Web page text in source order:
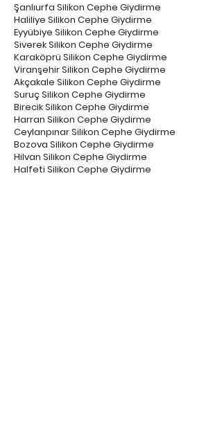
Şanlıurfa Silikon Cephe Giydirme
Haliliye Silikon Cephe Giydirme
Eyyübiye Silikon Cephe Giydirme
Siverek Silikon Cephe Giydirme
Karaköprü Silikon Cephe Giydirme
Viranşehir Silikon Cephe Giydirme
Akçakale Silikon Cephe Giydirme
Suruç Silikon Cephe Giydirme
Birecik Silikon Cephe Giydirme
Harran Silikon Cephe Giydirme
Ceylanpınar Silikon Cephe Giydirme
Bozova Silikon Cephe Giydirme
Hilvan Silikon Cephe Giydirme
Halfeti Silikon Cephe Giydirme